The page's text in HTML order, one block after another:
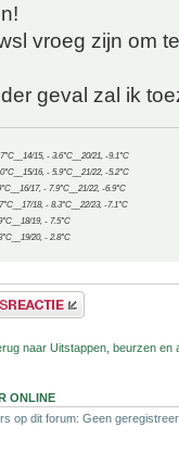
vroeg zijn om
geval zal ik
15, - 3.6°C__20/21, -9.1°C
16, - 5.9°C__21/22, -5.2°C
17, - 7.9°C__21/22, -6.9°C
18, - 8.3°C__22/23, -7.1°C
19, - 7.5°C
20, - 2.8°C
reactie
naar Uitstappen, beurzen en
ONLINE
op dit forum: Geen